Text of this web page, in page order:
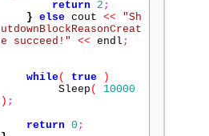
return
2 ;
} else cout <<
"Sh
utdownBlockReasonCreat
e succeed!"
<< endl ;
while( true
)
Sleep (
10000
) ;
return 0 ;